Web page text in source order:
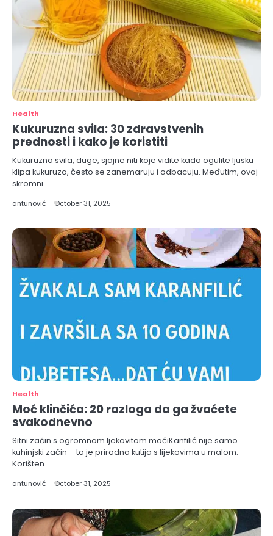
Health
Kukuruzna svila: 30 zdravstvenih
prednosti i kako je koristiti
Kukuruzna svila, duge, sjajne niti koje vidite kada ogulite ljusku
klipa kukuruza, često se zanemaruju i odbacuju. Međutim, ovaj
skromni…
antunović October 31, 2025
Health
Moć klinčića: 20 razloga da ga žvaćete
svakodnevno
Sitni začin s ogromnom ljekovitom moćiKanfilić nije samo
kuhinjski začin – to je prirodna kutija s lijekovima u malom.
Korišten…
antunović October 31, 2025